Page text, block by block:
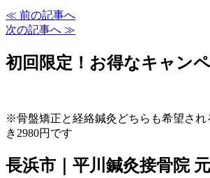
≪ 前の記事へ
次の記事へ ≫
初回限定！お得なキャン
※骨盤矯正と経絡鍼灸どちらも希望され
き2980円です
長浜市｜平川鍼灸接骨院